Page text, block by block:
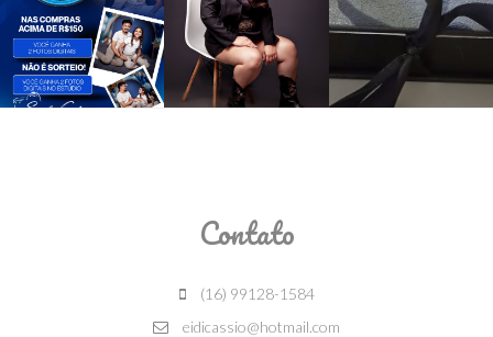
Contato
(16) 99128-1584
eidicassio@hotmail.com